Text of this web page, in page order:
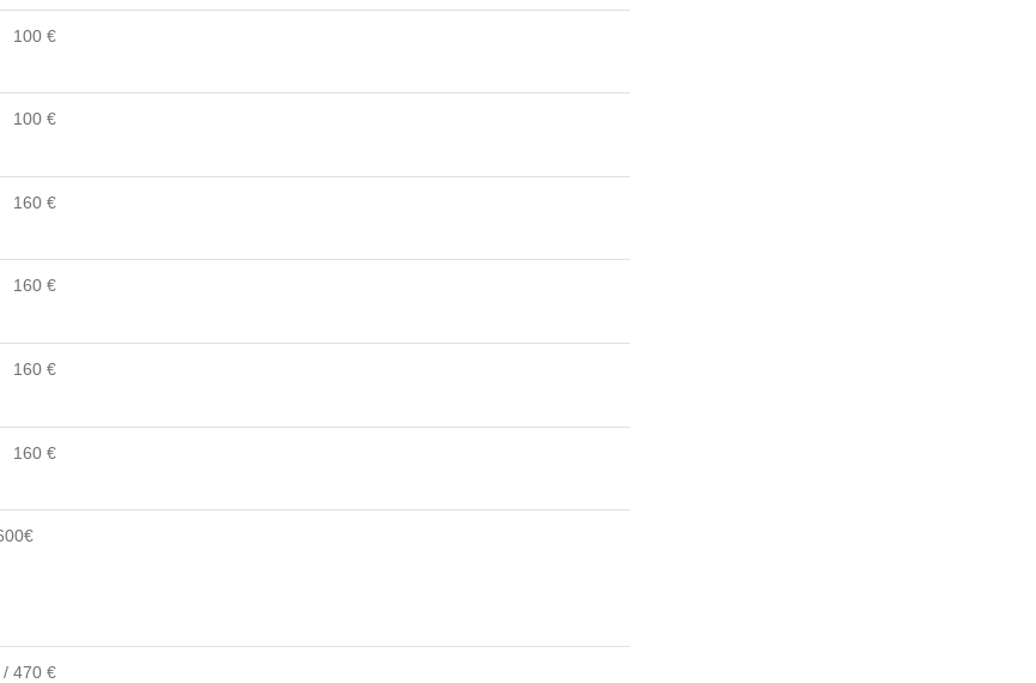
100 €
100 €
160 €
160 €
160 €
160 €
/ 470 €